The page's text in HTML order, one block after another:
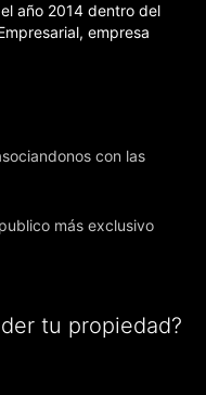
año 2014 dentro del
empresa
con las
más exclusivo
tu propiedad?